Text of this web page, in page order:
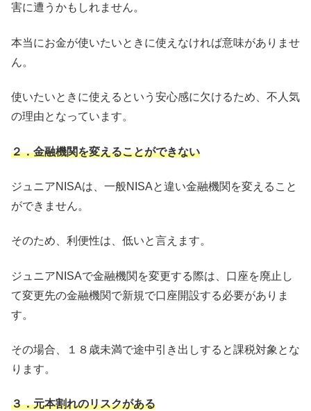
害に遭うかもしれません。
本当にお金が使いたいときに使えなければ意味がありませ
ん。
使いたいときに使えるという安心感に欠けるため、不人気
の理由となっています。
２．金融機関を変えることができない
ジュニアNISAは、一般NISAと違い金融機関を変えること
ができません。
そのため、利便性は、低いと言えます。
ジュニアNISAで金融機関を変更する際は、口座を廃止し
て変更先の金融機関で新規で口座開設する必要がありま
す。
その場合、１８歳未満で途中引き出しすると課税対象とな
ります。
３．元本割れのリスクがある